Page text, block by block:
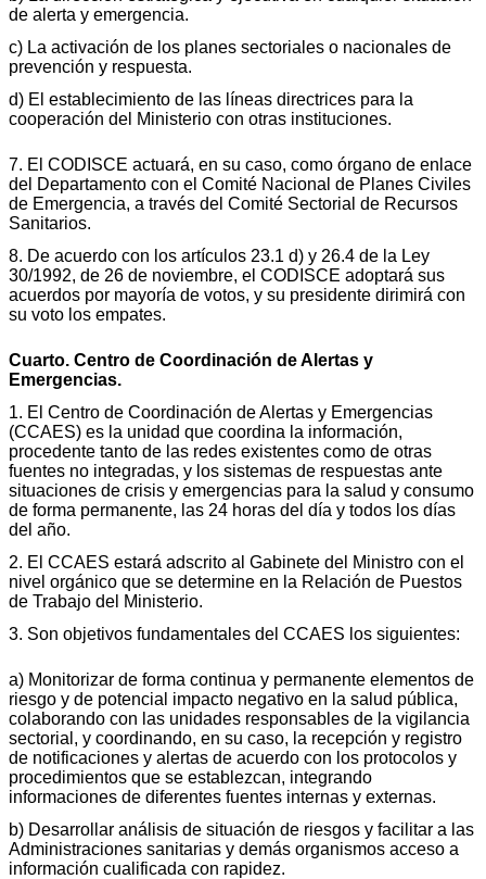
de alerta y emergencia.
c) La activación de los planes sectoriales o nacionales de
prevención y respuesta.
d) El establecimiento de las líneas directrices para la
cooperación del Ministerio con otras instituciones.
7. El CODISCE actuará, en su caso, como órgano de enlace
del Departamento con el Comité Nacional de Planes Civiles
de Emergencia, a través del Comité Sectorial de Recursos
Sanitarios.
8. De acuerdo con los artículos 23.1 d) y 26.4 de la Ley
30/1992, de 26 de noviembre, el CODISCE adoptará sus
acuerdos por mayoría de votos, y su presidente dirimirá con
su voto los empates.
Cuarto. Centro de Coordinación de Alertas y
Emergencias.
1. El Centro de Coordinación de Alertas y Emergencias
(CCAES) es la unidad que coordina la información,
procedente tanto de las redes existentes como de otras
fuentes no integradas, y los sistemas de respuestas ante
situaciones de crisis y emergencias para la salud y consumo
de forma permanente, las 24 horas del día y todos los días
del año.
2. El CCAES estará adscrito al Gabinete del Ministro con el
nivel orgánico que se determine en la Relación de Puestos
de Trabajo del Ministerio.
3. Son objetivos fundamentales del CCAES los siguientes:
a) Monitorizar de forma continua y permanente elementos de
riesgo y de potencial impacto negativo en la salud pública,
colaborando con las unidades responsables de la vigilancia
sectorial, y coordinando, en su caso, la recepción y registro
de notificaciones y alertas de acuerdo con los protocolos y
procedimientos que se establezcan, integrando
informaciones de diferentes fuentes internas y externas.
b) Desarrollar análisis de situación de riesgos y facilitar a las
Administraciones sanitarias y demás organismos acceso a
información cualificada con rapidez.